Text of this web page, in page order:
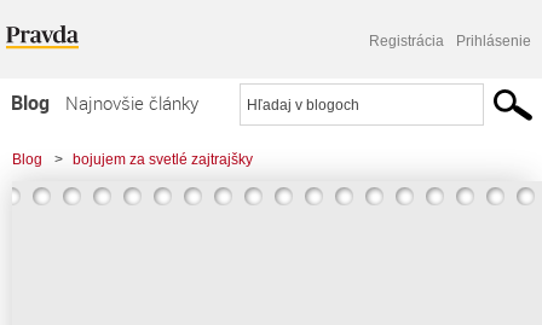
Registrácia Prihlásenie
Blog
Najnovšie články
Najčítanejšie články
Najkomentovanejšie články
Blog > bojujem za svetlé zajtrajšky